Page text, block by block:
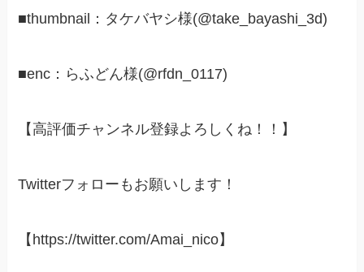
■thumbnail：タケバヤシ様(@take_bayashi_3d)
■enc：らふどん様(@rfdn_0117)
【高評価チャンネル登録よろしくね！！】
Twitterフォローもお願いします！
【https://twitter.com/Amai_nico】​​